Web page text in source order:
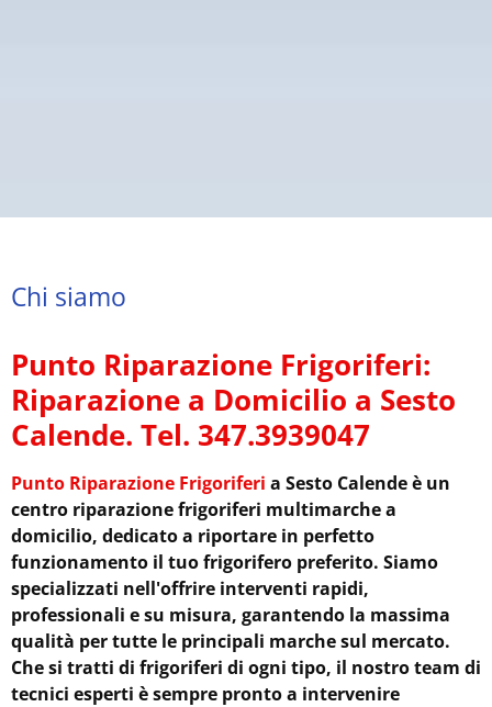
Chi siamo
Punto Riparazione Frigoriferi:
Riparazione a Domicilio a Sesto
Calende. Tel. 347.3939047
Punto Riparazione Frigoriferi a Sesto Calende è un
centro riparazione frigoriferi multimarche a
domicilio, dedicato a riportare in perfetto
funzionamento il tuo frigorifero preferito. Siamo
specializzati nell'offrire interventi rapidi,
professionali e su misura, garantendo la massima
qualità per tutte le principali marche sul mercato.
Che si tratti di frigoriferi di ogni tipo, il nostro team di
tecnici esperti è sempre pronto a intervenire